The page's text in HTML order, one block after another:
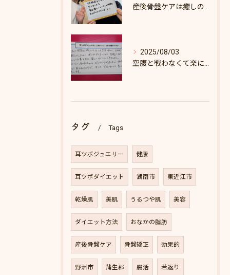
2025/08/03
タグ Tags
耳ツボジュエリー 健康
耳ツボダイエット 湖南市 東近江市
乾燥肌 美肌 うるつや肌 美容
ダイエット方法 おなかの脂肪
産後骨盤ケア 骨盤矯正 効果的
野洲市 蒲生郡 腸活 若返り